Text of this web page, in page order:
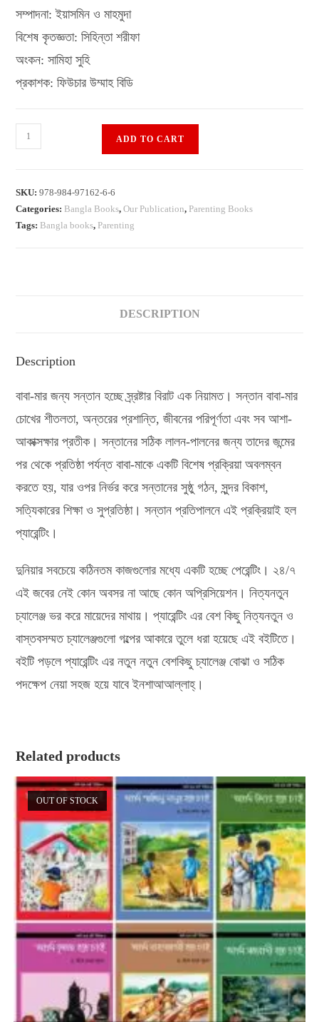
সম্পাদনা: ইয়াসমিন ও মাহমুদা
বিশেষ কৃতজ্ঞতা: সিহিন্তা শরীফা
অংকন: সামিহা সুহি
প্রকাশক: ফিউচার উম্মাহ বিডি
আমি
একজন
(Ami
Ekjon
ADD TO CART
SKU:978-984-97162-6-6
Categories: Bangla Books,Our Publication, Parenting Books
Tags: Bangla books, Parenting
DESCRIPTION
Description
বাবা-মার জন্য সন্তান হচ্ছে স্র্রষ্টার বিরাট এক নিয়ামত। সন্তান বাবা-মার
চোখের শীতলতা, অন্তরের প্রশান্তি, জীবনের পরিপূর্ণতা এবং সব আশা-
আকাক্সক্ষার প্রতীক। সন্তানের সঠিক লালন-পালনের জন্য তাদের জন্মের
পর থেকে প্রতিষ্ঠা পর্যন্ত বাবা-মাকে একটি বিশেষ প্রক্রিয়া অবলম্বন
করতে হয়, যার ওপর নির্ভর করে সন্তানের সুষ্ঠু গঠন, সুন্দর বিকাশ,
সত্যিকারের শিক্ষা ও সুপ্রতিষ্ঠা। সন্তান প্রতিপালনে এই প্রক্রিয়াই হল
প্যারেন্টিং।
দুনিয়ার সবচেয়ে কঠিনতম কাজগুলোর মধ্যে একটি হচ্ছে পেরেন্টিং। ২৪/৭
এই জবের নেই কোন অবসর না আছে কোন অপ্রিসিয়েশন। নিত্যনতুন
চ্যালেঞ্জ ভর করে মায়েদের মাথায়। প্যারেন্টিং এর বেশ কিছু নিত্যনতুন ও
বাস্তবসম্মত চ্যালেঞ্জগুলো গল্পের আকারে তুলে ধরা হয়েছে এই বইটিতে।
বইটি পড়লে প্যারেন্টিং এর নতুন নতুন বেশকিছু চ্যালেঞ্জ বোঝা ও সঠিক
পদক্ষেপ নেয়া সহজ হয়ে যাবে ইনশাআআল্লাহ্‌।
Related products
OUT OF STOCK